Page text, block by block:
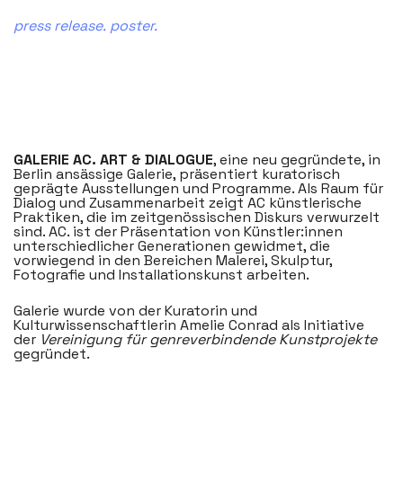
press release. poster.
GALERIE AC. ART & DIALOGUE, eine neu gegründete, in
Berlin ansässige Galerie, präsentiert kuratorisch
geprägte Ausstellungen und Programme. Als Raum für
Dialog und Zusammenarbeit zeigt AC künstlerische
Praktiken, die im zeitgenössischen Diskurs verwurzelt
sind. AC. ist der Präsentation von Künstler:innen
unterschiedlicher Generationen gewidmet, die
vorwiegend in den Bereichen Malerei, Skulptur,
Fotografie und Installationskunst arbeiten.
Galerie wurde von der Kuratorin und
Kulturwissenschaftlerin Amelie Conrad als Initiative
der Vereinigung für genreverbindende Kunstprojekte
gegründet.